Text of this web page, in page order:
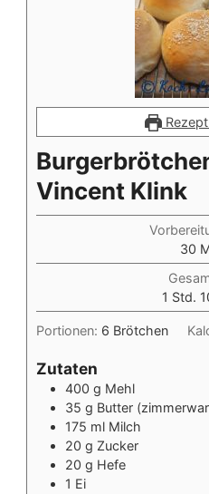
Vincent Klink
30
1 Stunde
Std.
Portionen: 6 Brötchen
Zutaten
400 g Mehl
35 g Butter
175 ml Milch
20 g Zucker
20 g Hefe
1 Ei